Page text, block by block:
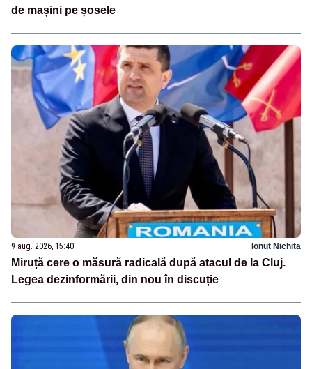
de mașini pe șosele
9 aug. 2026, 15:40 Ionuț Nichita
Miruță cere o măsură radicală după atacul de la Cluj.
Legea dezinformării, din nou în discuție